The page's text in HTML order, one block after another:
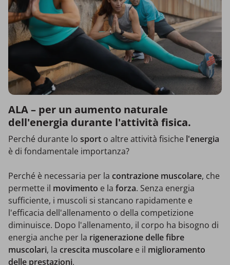
ALA – per un aumento naturale
dell'energia durante l'attività fisica.
Perché durante lo sport o altre attività fisiche l'energia
è di fondamentale importanza?
Perché è necessaria per la contrazione muscolare, che
permette il movimento e la forza. Senza energia
sufficiente, i muscoli si stancano rapidamente e
l'efficacia dell'allenamento o della competizione
diminuisce. Dopo l'allenamento, il corpo ha bisogno di
energia anche per la rigenerazione delle fibre
muscolari, la crescita muscolare e il miglioramento
delle prestazioni.